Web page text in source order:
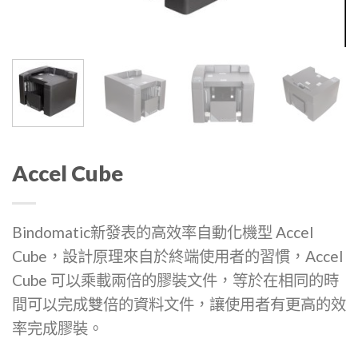
Accel Cube
Bindomatic新發表的高效率自動化機型 Accel
Cube，設計原理來自於終端使用者的習慣，Accel
Cube 可以乘載兩倍的膠裝文件，等於在相同的時
間可以完成雙倍的資料文件，讓使用者有更高的效
率完成膠裝。